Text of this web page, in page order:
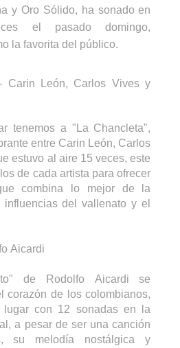
y Oro Sólido, ha sonado en
el pasado domingo,
la favorita del público.
Carin León, Carlos Vives y
tenemos a "La Chancleta",
entre Carin León, Carlos
estuvo al aire 15 veces, este
de cada artista para ofrecer
combina lo mejor de la
del vallenato y el
Aicardi
de Rodolfo Aicardi se
corazón de los colombianos,
lugar con 12 sonadas en la
a pesar de ser una canción
su melodía nostálgica y